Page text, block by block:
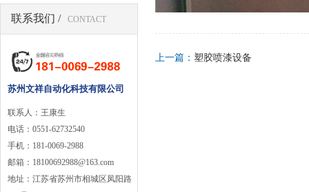
联系我们 / CONTACT
苏州文祥自动化科技有限公司
联系人：王康生
电话 ： 0551-62732540
手机 ： 181-0069-2988
邮箱 ： 18100692988@163.com
地址 ： 江苏省苏州市相城区凤阳路
上一篇： 塑胶喷漆设备